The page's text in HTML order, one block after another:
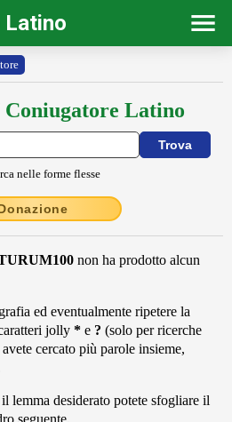
Latino
Latino
nelle forme flesse
non ha prodotto alcun
ed eventualmente ripetere la
jolly * e ? (solo per ricerche
cercato più parole insieme,
lemma desiderato potete sfogliare il
seguente.